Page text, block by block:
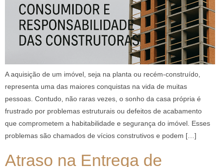
A aquisição de um imóvel, seja na planta ou recém-construído,
representa uma das maiores conquistas na vida de muitas
pessoas. Contudo, não raras vezes, o sonho da casa própria é
frustrado por problemas estruturais ou defeitos de acabamento
que comprometem a habitabilidade e segurança do imóvel. Esses
problemas são chamados de vícios construtivos e podem […]
Atraso na Entrega de